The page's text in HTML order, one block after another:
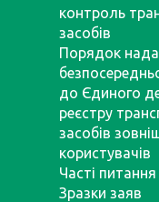
контроль
засобів
Порядок
до Єдиного
реєстру
засобів
користувачів
Часті питання
Зразки заяв